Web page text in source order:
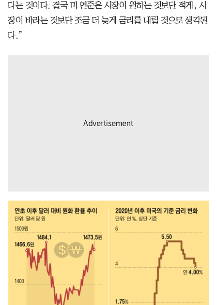
다는 것이다. 결국 미 연준은 시장이 원하는 것보단 적게, 시
장이 바라는 것보단 조금 더 늦게 금리를 내릴 것으로 생각된
다.”